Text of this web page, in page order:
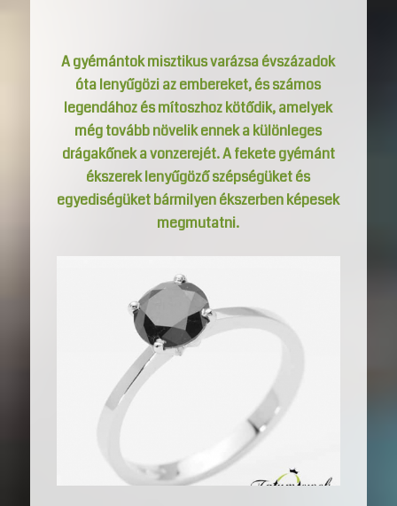
A gyémántok misztikus varázsa évszázadok
óta lenyűgözi az embereket, és számos
legendához és mítoszhoz kötődik, amelyek
még tovább növelik ennek a különleges
drágakőnek a vonzerejét. A fekete gyémánt
ékszerek lenyűgöző szépségüket és
egyediségüket bármilyen ékszerben képesek
megmutatni.